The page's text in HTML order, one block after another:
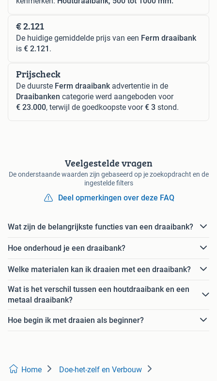
€ 2.121
De huidige gemiddelde prijs van een Ferm draaibank
is € 2.121 .
Prijscheck
De duurste Ferm draaibankadvertentie in de
Draaibanken categorie werd aangeboden voor
€ 23.000, terwijl de goedkoopste voor€ 3 stond.
Veelgestelde vragen
De onderstaande waarden zijn gebaseerd op je zoekopdracht en de
ingestelde filters
Deel opmerkingen over deze FAQ
Wat zijn de belangrijkste functies van een draaibank?
Hoe onderhoud je een draaibank?
Welke materialen kan ik draaien met een draaibank?
Wat is het verschil tussen een houtdraaibank en een
metaal draaibank?
Hoe begin ik met draaien als beginner?
Home Doe-het-zelf en Verbouw